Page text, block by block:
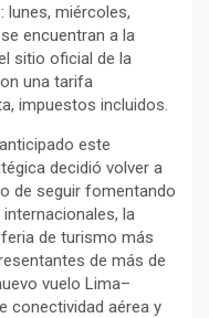
miércoles,
encuentran a la
sitio oficial de la
una tarifa
impuestos incluidos.
este
decidió volver a
de seguir fomentando
la
de turismo más
de más de
vuelo Lima–
conectividad aérea y